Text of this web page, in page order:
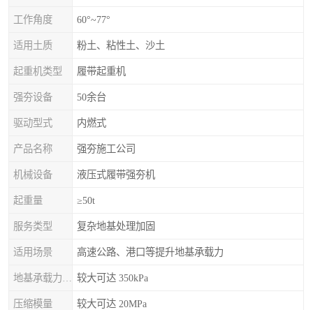
工作角度 60°~77°
适用土质 粉土、粘性土、沙土
起重机类型 履带起重机
强夯设备 50余台
驱动型式 内燃式
产品名称 强夯施工公司
机械设备 液压式履带强夯机
起重量 ≥50t
服务类型 复杂地基处理加固
适用场景 高速公路、港口等提升地基承载力
较大可达 350kPa
压缩模量 较大可达 20MPa